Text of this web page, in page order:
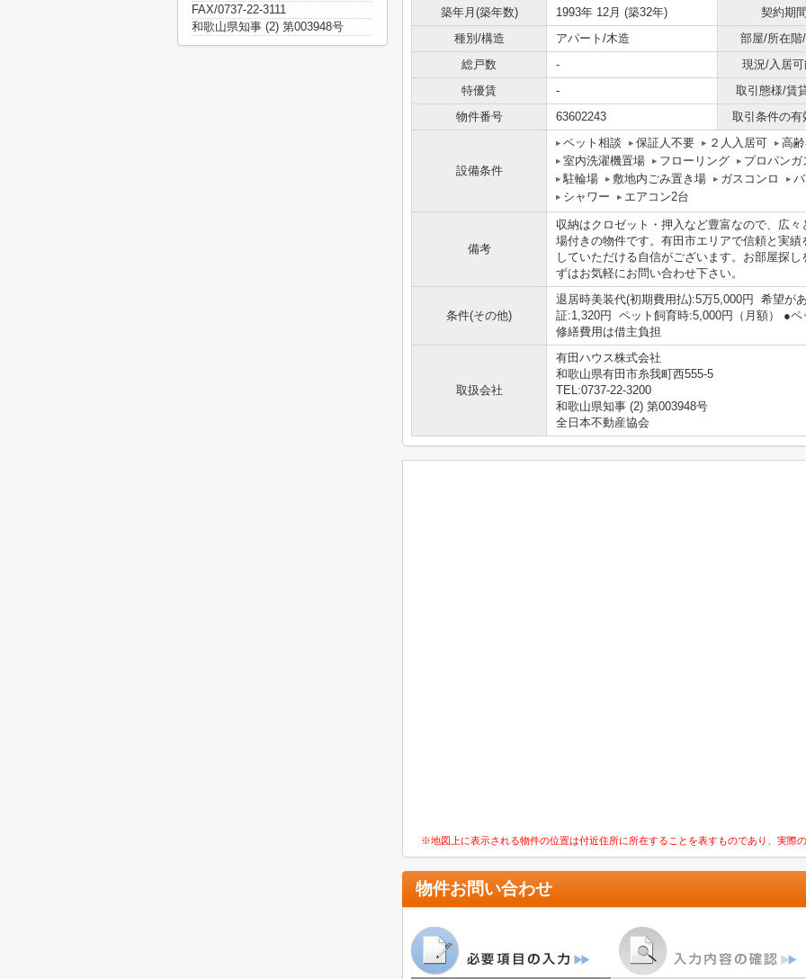
築年月(築年数)
1993年 12月 (築32年)
契約期
種別/構造
アパート/木造
部屋/所在階
総戸数
-
現況/入居
特優賃
-
取引態様/賃
物件番号
63602243 取引条件の有
設備条件
ペット相談 保証人不要 ２人入居可
高
室内洗濯機置場
フローリング
プロパンガ
駐輪場
敷地内ごみ置き場 ガスコンロ
シャワー
エアコン2台
備考
収納はクロゼット・押入など豊富なので、広
場付きの物件です。有田市エリアで信頼と実
していただける自信がございます。お部屋探
ずはお気軽にお問い合わせ下さい。
条件(その他)
退居時美装代(初期費用払):5万5,000円 希望が
証:1,320円 ペット飼育時:5,000円（月額） ●
修繕費用は借主負担
取扱会社
有田ハウス株式会社
和歌山県有田市糸我町西555-5
TEL:0737-22-3200
和歌山県知事 (2) 第003948号
全日本不動産協会
※地図上に表示される物件の位置は付近住所に所在することを表すものであり、実際
物件お問い合わせ
FAX/0737-22-3111
和歌山県知事 (2) 第003948号